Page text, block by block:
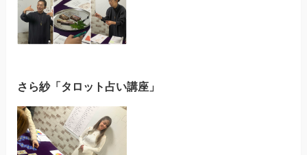
さら紗「タロット占い講座」